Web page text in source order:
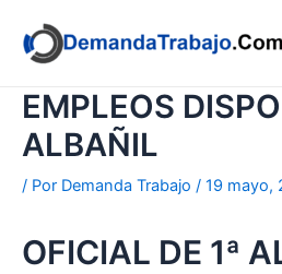
contenido
EMPLEOS
ALBAÑIL
/ Por Demanda Trabajo / 19 mayo,
OFICIAL DE 1ª